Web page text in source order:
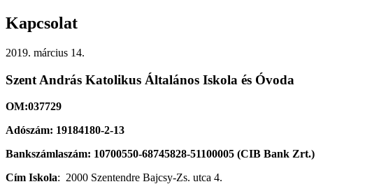
Kapcsolat
2019. március 14.
Szent András Katolikus Általános Iskola és Óvoda
OM:037729
Adószám: 19184180-2-13
Bankszámlaszám: 10700550-68745828-51100005 (CIB Bank Zrt.)
Cím Iskola: 2000 Szentendre Bajcsy-Zs. utca 4.